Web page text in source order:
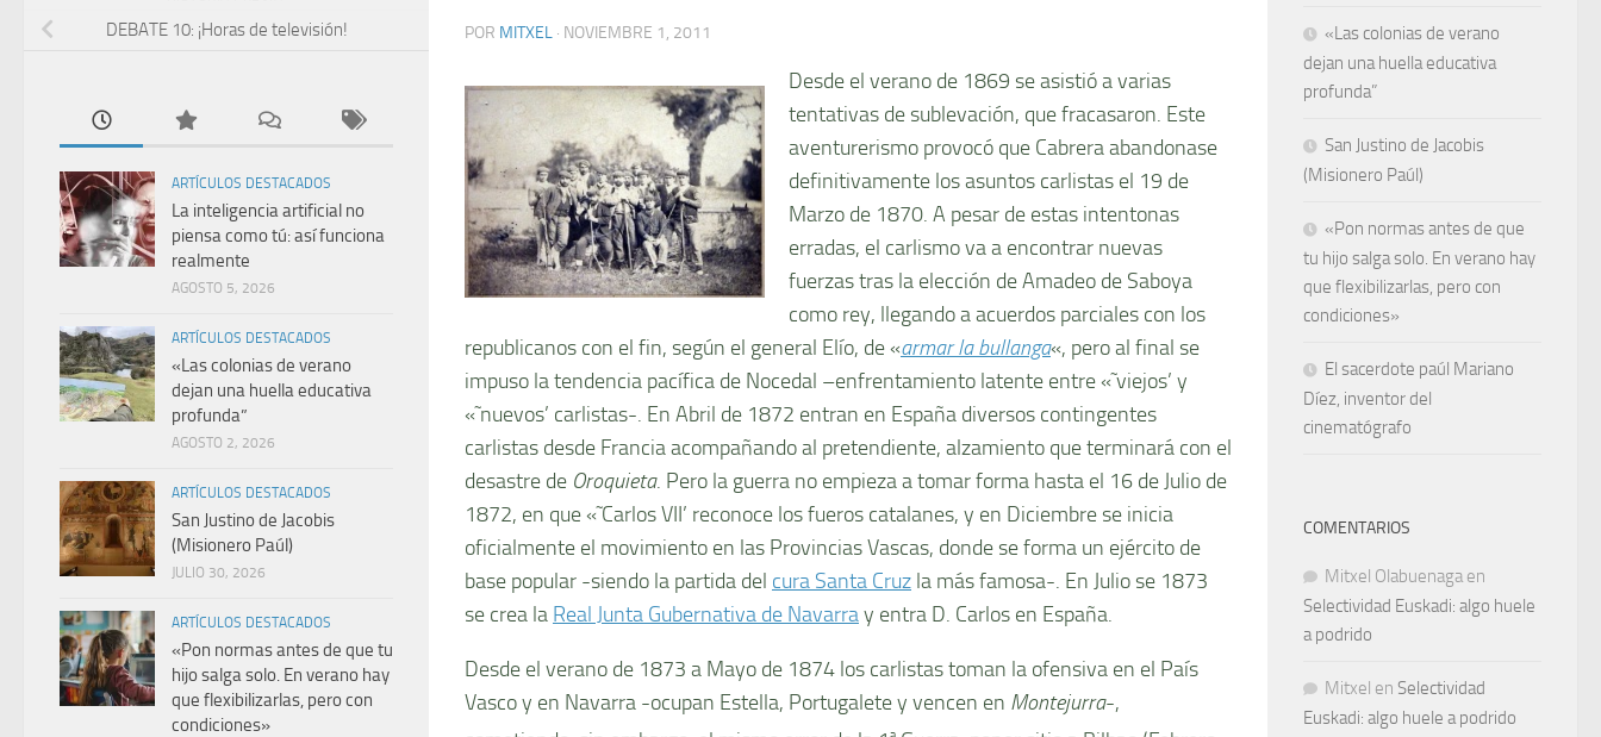
POR MITXEL · NOVIEMBRE 1, 2011
Desde el verano de 1869 se asistió a varias
tentativas de sublevación, que fracasaron. Este
aventurerismo provocó que Cabrera abandonase
definitivamente los asuntos carlistas el 19 de
Marzo de 1870. A pesar de estas intentonas
erradas, el carlismo va a encontrar nuevas
fuerzas tras la elección de Amadeo de Saboya
como rey, llegando a acuerdos parciales con los
republicanos con el fin, según el general Elí­o, de «armar la bullanga«, pero al final se
impuso la tendencia pací­fica de Nocedal –enfrentamiento latente entre «˜viejos’ y
«˜nuevos’ carlistas-. En Abril de 1872 entran en España diversos contingentes
carlistas desde Francia acompañando al pretendiente, alzamiento que terminará con el
desastre de Oroquieta. Pero la guerra no empieza a tomar forma hasta el 16 de Julio de
1872, en que «˜Carlos VII’ reconoce los fueros catalanes, y en Diciembre se inicia
oficialmente el movimiento en las Provincias Vascas, donde se forma un ejército de
base popular -siendo la partida del cura Santa Cruz la más famosa-. En Julio se 1873
se crea la Real Junta Gubernativa de Navarray entra D. Carlos en España.
Desde el verano de 1873 a Mayo de 1874 los carlistas toman la ofensiva en el Paí­s
Vasco y en Navarra -ocupan Estella, Portugalete y vencen en Montejurra-,
DEBATE 10: ¡Horas de televisión!
ARTÍCULOS DESTACADOS
La inteligencia artificial no
piensa como tú: así funciona
realmente
AGOSTO 5, 2026
ARTÍCULOS DESTACADOS
«Las colonias de verano
dejan una huella educativa
profunda”
AGOSTO 2, 2026
ARTÍCULOS DESTACADOS
San Justino de Jacobis
(Misionero Paúl)
JULIO 30, 2026
ARTÍCULOS DESTACADOS
«Pon normas antes de que tu
hijo salga solo. En verano hay
que flexibilizarlas, pero con
condiciones»
«Las colonias de verano
dejan una huella educativa
profunda”
San Justino de Jacobis
(Misionero Paúl)
«Pon normas antes de que
tu hijo salga solo. En verano hay
que flexibilizarlas, pero con
condiciones»
El sacerdote paúl Mariano
Díez, inventor del
cinematógrafo
COMENTARIOS
Mitxel Olabuenaga en
Selectividad Euskadi: algo huele
a podrido
Mitxel en Selectividad
Euskadi: algo huele a podrido